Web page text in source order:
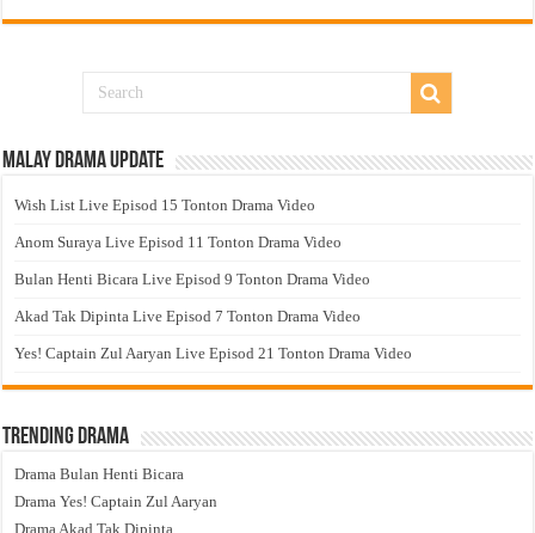
Malay Drama Update
Wish List Live Episod 15 Tonton Drama Video
Anom Suraya Live Episod 11 Tonton Drama Video
Bulan Henti Bicara Live Episod 9 Tonton Drama Video
Akad Tak Dipinta Live Episod 7 Tonton Drama Video
Yes! Captain Zul Aaryan Live Episod 21 Tonton Drama Video
Trending Drama
Drama Bulan Henti Bicara
Drama Yes! Captain Zul Aaryan
Drama Akad Tak Dipinta